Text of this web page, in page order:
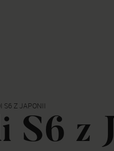
S6 Z JAPONII
S6 z